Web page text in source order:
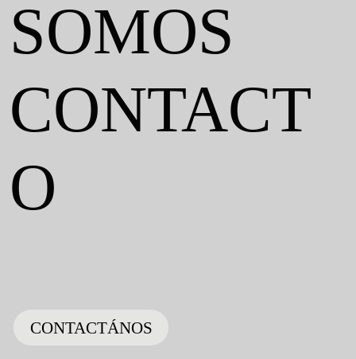
CONTACTÁNOS
SOMOS
CONTACT
O